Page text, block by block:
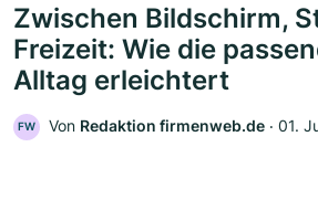
Zwischen Bildschirm,
Freizeit: Wie die
Alltag erleichtert
FW Von Redaktion firmenweb.de ‧ 01.